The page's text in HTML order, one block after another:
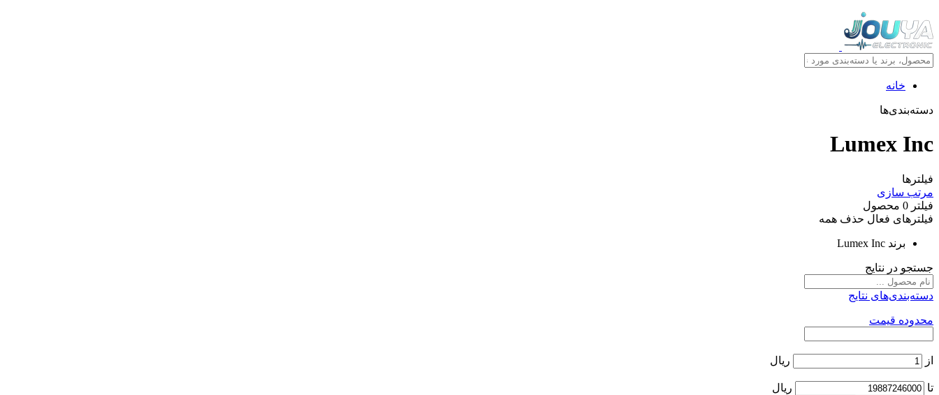
خانه
دسته‌بندی‌ها
Lumex Inc
فیلترها
مرتب سازی
فیلتر 0 محصول
فیلترهای فعال حذف همه
برند Lumex Inc
جستجو در نتایج
دسته‌بندی‌های نتایج
محدوده قیمت
از ریال
تا ریال